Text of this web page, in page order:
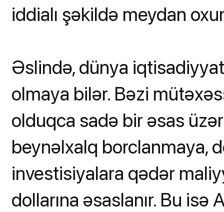
iddialı şəkildə meydan
Əslində, dünya
olmaya bilər. Bəzi
olduqca sadə bir əsas
beynəlxalq borclanmaya,
investisiyalara qədər
dollarına əsaslanır. Bu